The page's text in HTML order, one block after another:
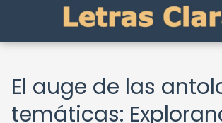
El auge de las
temáticas: